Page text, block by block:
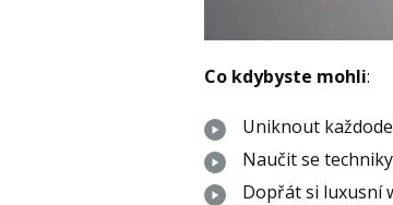
Co kdybyste mohli:
Uniknout
Naučit se
Dopřát si luxusní